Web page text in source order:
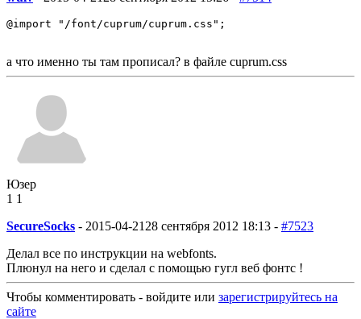
@import "/font/cuprum/cuprum.css";
а что именно ты там прописал? в файле cuprum.css
Юзер
1 1
SecureSocks - 2015-04-21 28 сентября 2012 18:13 - #7523
Делал все по инструкции на webfonts.
Плюнул на него и сделал с помощью гугл веб фонтс !
Чтобы комментировать - войдите или зарегистрируйтесь на
сайте